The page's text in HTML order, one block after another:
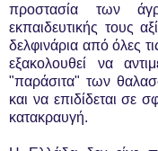
προστασία των
εκπαιδευτικής τους
δελφινάρια από όλες
εξακολουθεί να
"παράσιτα" των
και να επιδίδεται σε
κατακραυγή.